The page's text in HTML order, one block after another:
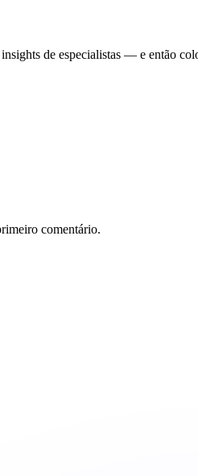
de especialistas — e então
comentário.